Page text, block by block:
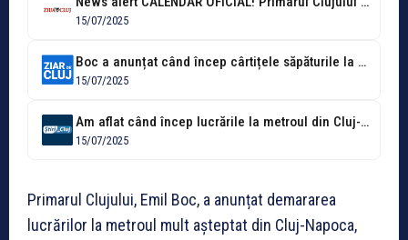
15/07/2025
Boc a anunțat când încep cârtițele săpăturile la metrou
15/07/2025
Am aflat când încep lucrările la metroul din Cluj-Napoca! Vestea așteptată de...
15/07/2025
Primarul Clujului, Emil Boc, a anunțat demararea
lucrărilor la metroul mult așteptat din Cluj-Napoca,